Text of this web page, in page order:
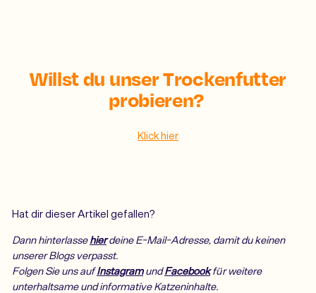
Willst du unser Trockenfutter
probieren?
Klick hier
Hat dir dieser Artikel gefallen?
Dann hinterlassehierdeine E-Mail-Adresse, damit du keinen
unserer Blogs verpasst.
Folgen Sie uns auf Instagram und Facebook für weitere
unterhaltsame und informative Katzeninhalte.